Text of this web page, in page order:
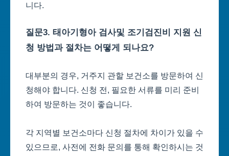
니다.
질문3. 태아기형아 검사및 조기검진비 지원 신
청 방법과 절차는 어떻게 되나요?
대부분의 경우, 거주지 관할 보건소를 방문하여 신
청해야 합니다. 신청 전, 필요한 서류를 미리 준비
하여 방문하는 것이 좋습니다.
각 지역별 보건소마다 신청 절차에 차이가 있을 수
있으므로, 사전에 전화 문의를 통해 확인하시는 것